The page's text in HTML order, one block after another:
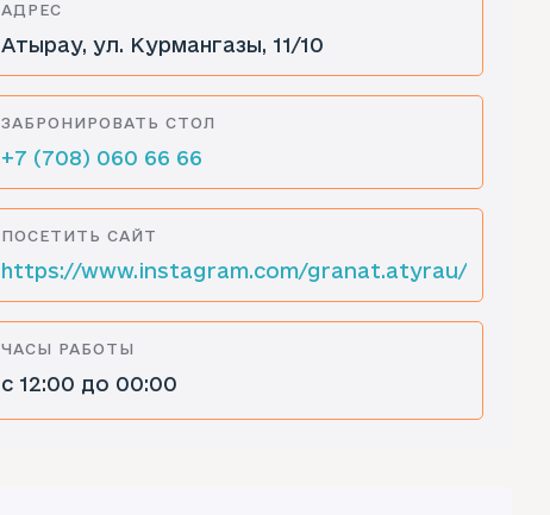
АДРЕС
Атырау, ул. Курмангазы, 11/10
ЗАБРОНИРОВАТЬ СТОЛ
+7 (708) 060 66 66
ПОСЕТИТЬ САЙТ
https://www.instagram.com/granat.atyrau/
ЧАСЫ РАБОТЫ
с 12:00 до 00:00